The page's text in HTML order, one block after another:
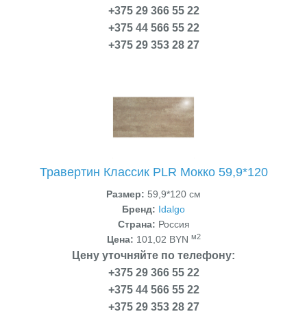
+375 29 366 55 22
+375 44 566 55 22
+375 29 353 28 27
Травертин Классик PLR Мокко 59,9*120
Размер: 59,9*120 см
Бренд: Idalgo
Страна: Россия
Цена: 101,02 BYN м2
Цену уточняйте по телефону:
+375 29 366 55 22
+375 44 566 55 22
+375 29 353 28 27